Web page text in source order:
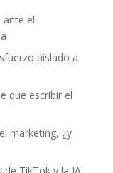
ante el
aislado a
que escribir el
marketing, ¿y